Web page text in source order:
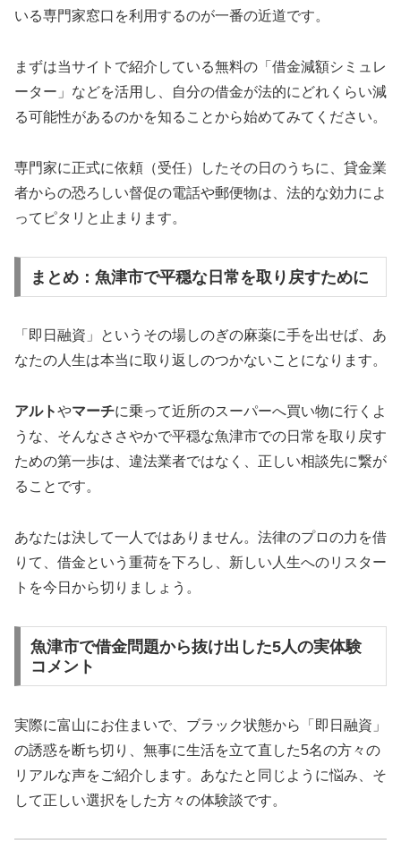
いる専門家窓口を利用するのが一番の近道です。
まずは当サイトで紹介している無料の「借金減額シミュレ
ーター」などを活用し、自分の借金が法的にどれくらい減
る可能性があるのかを知ることから始めてみてください。
専門家に正式に依頼（受任）したその日のうちに、貸金業
者からの恐ろしい督促の電話や郵便物は、法的な効力によ
ってピタリと止まります。
まとめ：魚津市で平穏な日常を取り戻すために
「即日融資」というその場しのぎの麻薬に手を出せば、あ
なたの人生は本当に取り返しのつかないことになります。
アルトやマーチに乗って近所のスーパーへ買い物に行くよ
うな、そんなささやかで平穏な魚津市での日常を取り戻す
ための第一歩は、違法業者ではなく、正しい相談先に繋が
ることです。
あなたは決して一人ではありません。法律のプロの力を借
りて、借金という重荷を下ろし、新しい人生へのリスター
トを今日から切りましょう。
魚津市で借金問題から抜け出した5人の実体験
コメント
実際に富山にお住まいで、ブラック状態から「即日融資」
の誘惑を断ち切り、無事に生活を立て直した5名の方々の
リアルな声をご紹介します。あなたと同じように悩み、そ
して正しい選択をした方々の体験談です。